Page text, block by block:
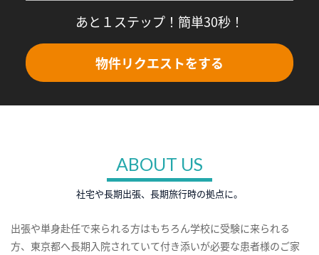
あと１ステップ！簡単30秒！
物件リクエストをする
ABOUT US
社宅や長期出張、長期旅行時の拠点に。
出張や単身赴任で来られる方はもちろん学校に受験に来られる
方、東京都へ長期入院されていて付き添いが必要な患者様のご家